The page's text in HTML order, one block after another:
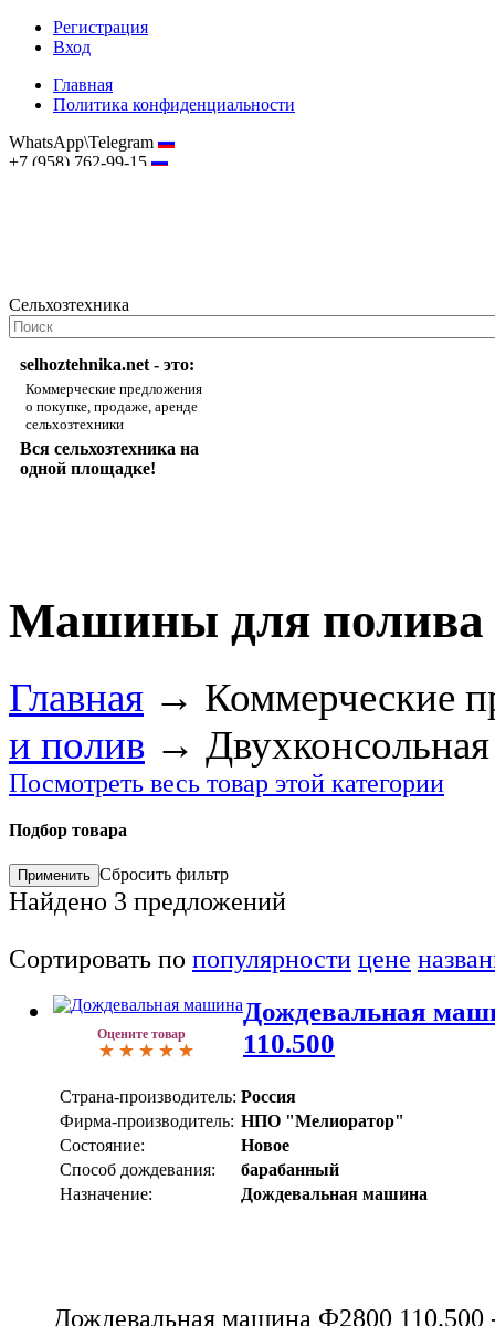
Регистрация
Вход
Главная
Политика конфиденциальности
WhatsApp\Telegram
+7 (958) 762-99-15
Сельхозтехника
selhoztehnika.net - это:
Коммерческие предложения
о покупке, продаже, аренде
сельхозтехники
Вся сельхозтехника на
одной площадке!
Машины для полива
Главная → Коммерческие
и полив →
Посмотреть весь товар этой категории
Подбор товара
Сбросить фильтр
Найдено 3 предложений
Сортировать по популярности цене
Оцените товар
Дождевальная
110.500
Страна-производитель: Россия
Фирма-производитель: НПО "Мелиоратор"
Состояние:
Новое
Способ дождевания:
барабанный
Назначение:
Дождевальная машина
Дождевальная машина Ф2800 110.500